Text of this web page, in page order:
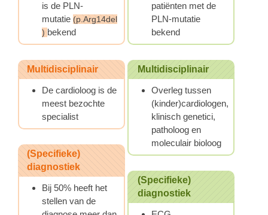
is de PLN-
mutatie (p.Arg14del
) bekend
Multidisciplinair
De cardioloog is de
meest bezochte
specialist
(Specifieke)
diagnostiek
Bij 50% heeft het
stellen van de
patiënten met de
PLN-mutatie
bekend
Multidisciplinair
Overleg tussen
(kinder)cardiologen,
klinisch genetici,
patholoog en
moleculair bioloog
(Specifieke)
diagnostiek